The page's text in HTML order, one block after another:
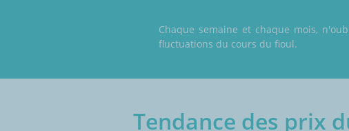
Chaque semaine et chaque mois,
fluctuations du cours du fioul.
Tendance des prix